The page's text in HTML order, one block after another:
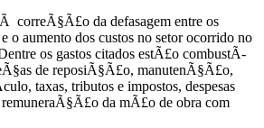
correÃ§Ã£o da defasagem entre os
o aumento dos custos no setor ocorrido no
os gastos citados estÃ£o combustÃ­
de reposiÃ§Ã£o, manutenÃ§Ã£o,
taxas, tributos e impostos, despesas
da mÃ£o de obra com